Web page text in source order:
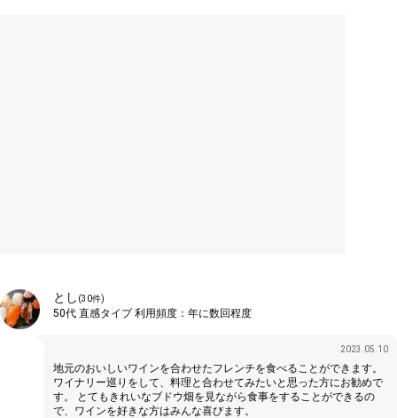
とし (30件)
50代 直感タイプ利用頻度： 年に数回程度
2023.05.10
地元のおいしいワインを合わせたフレンチを食べることができます。
ワイナリー巡りをして、料理と合わせてみたいと思った方にお勧めで
す。 とてもきれいなブドウ畑を見ながら食事をすることができるの
で、ワインを好きな方はみんな喜びます。